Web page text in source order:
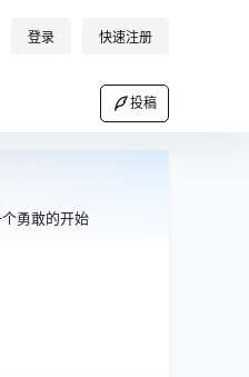
登录 快速注册
投稿
勇敢的开始